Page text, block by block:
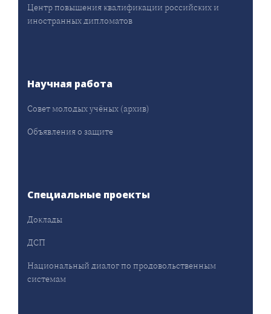
Центр повышения квалификации российских и
иностранных дипломатов
Научная работа
Совет молодых учёных (архив)
Объявления о защите
Специальные проекты
Доклады
ДСП
Национальный диалог по продовольственным
системам